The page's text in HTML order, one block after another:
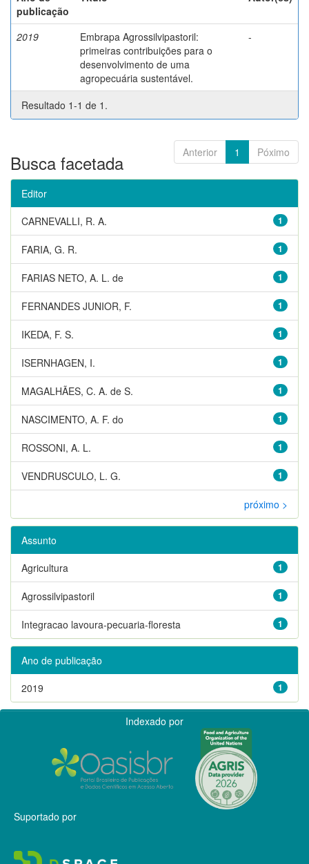
publicação
2019
Embrapa Agrossilvipastoril:
primeiras contribuições para o
desenvolvimento de uma
agropecuária sustentável.
-
Resultado 1-1 de 1.
Anterior 1 Póximo
Busca facetada
Editor
1
CARNEVALLI, R. A.
1
FARIA, G. R.
1
FARIAS NETO, A. L. de
1
FERNANDES JUNIOR, F.
1
IKEDA, F. S.
1
ISERNHAGEN, I.
1
MAGALHÃES, C. A. de S.
1
NASCIMENTO, A. F. do
1
ROSSONI, A. L.
1
VENDRUSCULO, L. G.
próximo >
Assunto
1
Agricultura
1
Agrossilvipastoril
1
Integracao lavoura-pecuaria-floresta
Ano de publicação
1
2019
Indexado por
Suportado por